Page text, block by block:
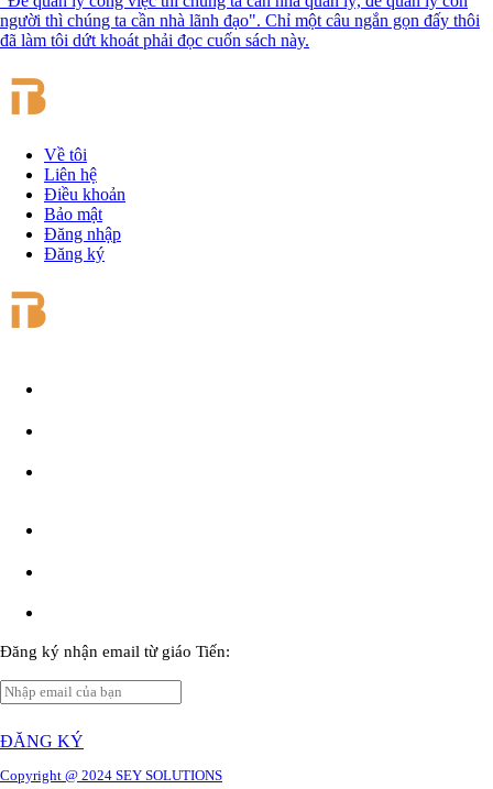
Sách hay nên đọc
Cuốn sách tôi chọn: Một đời quản trị
"Để quản lý công việc thì chúng ta cần nhà quản lý, để quản lý con
thôi đã làm tôi dứt khoát phải đọc cuốn sách này.
Điều khoản
Đăng ký nhận email từ giáo Tiến: